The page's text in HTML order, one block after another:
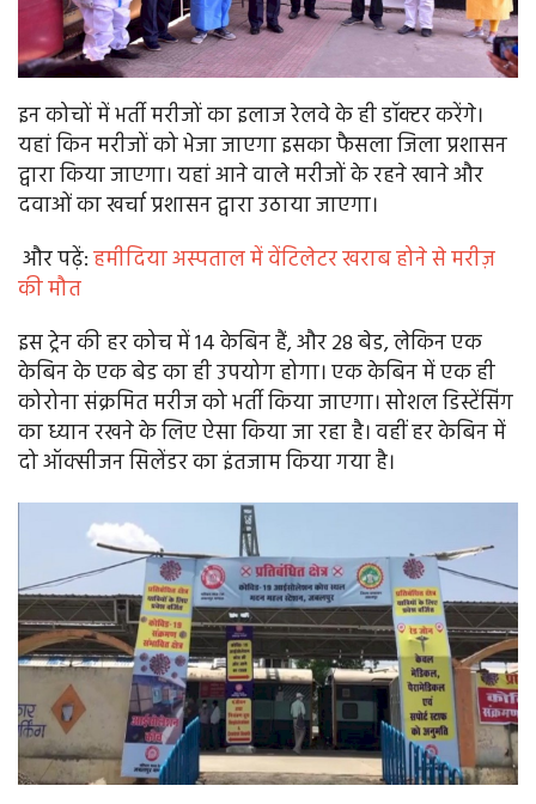
इन कोचों में भर्ती मरीजों का इलाज रेलवे के ही डॉक्टर करेंगे।
यहां किन मरीजों को भेजा जाएगा इसका फैसला जिला प्रशासन
द्वारा किया जाएगा। यहां आने वाले मरीजों के रहने खाने और
दवाओं का खर्चा प्रशासन द्वारा उठाया जाएगा।
और पढ़ें:हमीदिया अस्पताल में वेंटिलेटर खराब होने से मरीज़
की मौत
इस ट्रेन की हर कोच में 14 केबिन हैं, और 28 बेड, लेकिन एक
केबिन के एक बेड का ही उपयोग होगा। एक केबिन में एक ही
कोरोना संक्रमित मरीज को भर्ती किया जाएगा। सोशल डिस्टेंसिंग
का ध्यान रखने के लिए ऐसा किया जा रहा है। वहीं हर केबिन में
दो ऑक्सीजन सिलेंडर का इंतजाम किया गया है।